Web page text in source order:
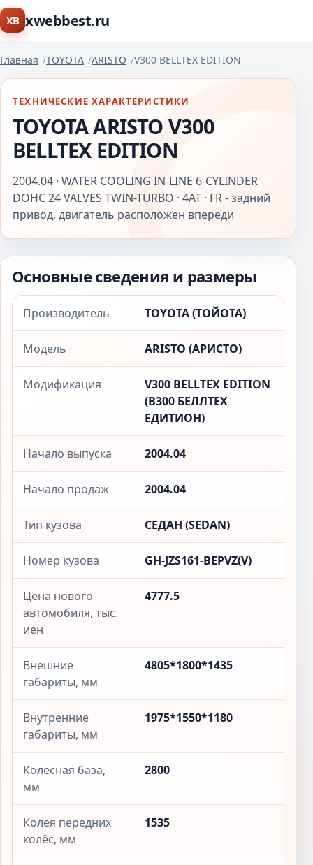
XB xwebbest.ru
Главная TOYOTA ARISTO V300 BELLTEX EDITION
ТЕХНИЧЕСКИЕ ХАРАКТЕРИСТИКИ
TOYOTA ARISTO V300
BELLTEX EDITION
2004.04 · WATER COOLING IN-LINE 6-CYLINDER
DOHC 24 VALVES TWIN-TURBO · 4AT · FR - задний
привод, двигатель расположен впереди
Основные сведения и размеры
Производитель TOYOTA (ТОЙОТА)
Модель ARISTO (АРИСТО)
Модификация
V300 BELLTEX EDITION
(В300 БЕЛЛТЕX
ЕДИТИОН)
Начало выпуска 2004.04
Начало продаж 2004.04
Тип кузова СЕДАН (SEDAN)
Номер кузова GH-JZS161-BEPVZ(V)
Цена нового
автомобиля, тыс.
иен
4777.5
Внешние
габариты, мм
4805*1800*1435
Внутренние
габариты, мм
1975*1550*1180
Колёсная база,
мм
2800
Колея передних
колёс, мм
1535